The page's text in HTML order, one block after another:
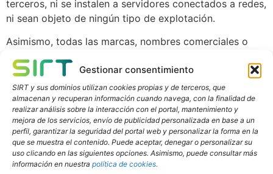
Gestionar consentimiento
SIRT y sus dominios utilizan cookies propias y de terceros, que
almacenan y recuperan información cuando navega, con la finalidad de
realizar análisis sobre la interacción con el portal, mantenimiento y
mejora de los servicios, envío de publicidad personalizada en base a un
perfil, garantizar la seguridad del portal web y personalizar la forma en la
que se muestra el contenido. Puede aceptar, denegar o personalizar su
uso clicando en las siguientes opciones. Asimismo, puede consultar más
información en nuestra política de cookies.
terceros, ni se instalen a servidores conectados a redes,
ni sean objeto de ningún tipo de explotación.
Asimismo, todas las marcas, nombres comerciales o
signos distintivos de cualquier clase que aparecen en el
sitio web son propiedad de SIRT o sus licenciantes, sin
que pueda entenderse que el uso o acceso al mismo
atribuya al usuario derecho alguno sobre los mismos.
La distribución, modificación, cesión o comunicación
pública de los contenidos y cualquier otro acto que no
haya sido expresamente autorizado por el titular de los
derechos de explotación quedan prohibidos.